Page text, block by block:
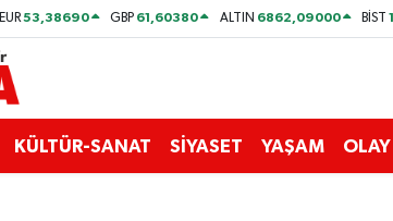
EUR53,38690 GBP 61,60380 ALTIN 6862,09000 BİST
KÜLTÜR-SANAT SİYASET YAŞAM OLAY